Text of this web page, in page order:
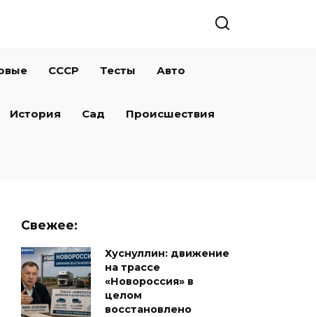
СССР Тесты Авто
История Сад Происшествия
Свежее:
Хуснуллин: движение
на трассе
«Новороссия» в
целом
восстановлено